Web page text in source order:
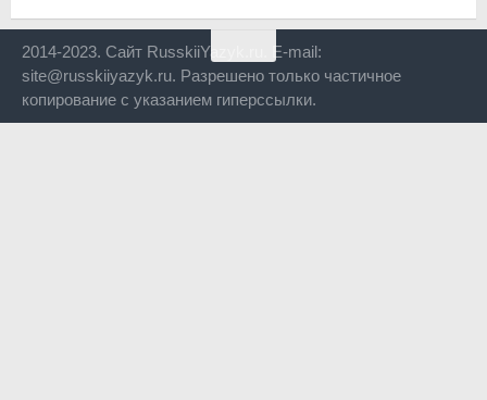
2014-2023. Сайт RusskiiYazyk.ru. E-mail:
site@russkiiyazyk.ru. Разрешено только частичное
копирование с указанием гиперссылки.